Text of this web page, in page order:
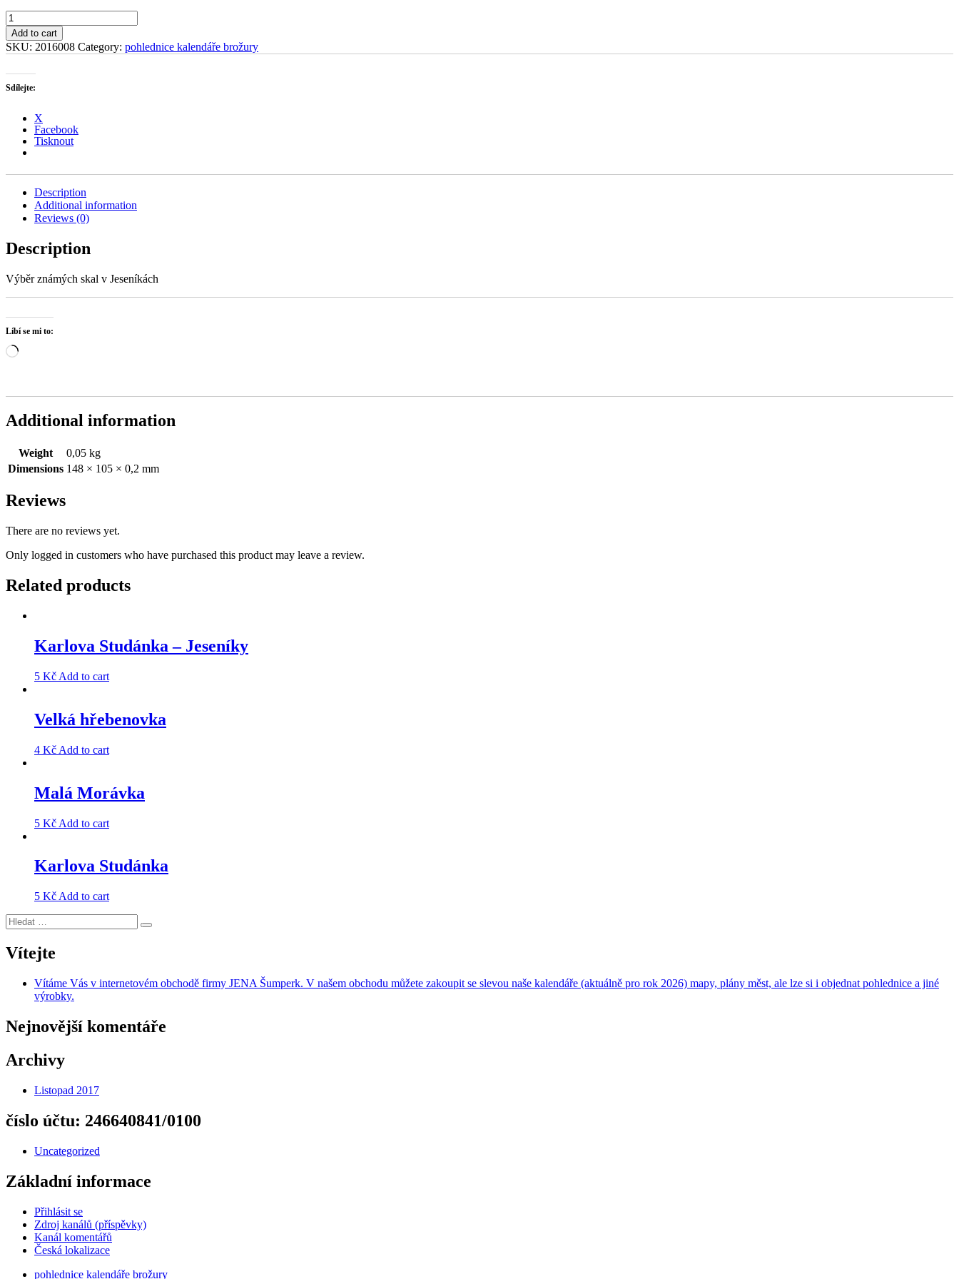
Po
skalách
Jeseníků
quantity
Add to cart
SKU: 2016008 Category: pohlednice kalendáře brožury
Sdílejte:
X
Facebook
Tisknout
Description
Additional information
Reviews (0)
Description
Výběr známých skal v Jeseníkách
Líbí se mi to:
Načítání…
Additional information
Weight
0,05 kg
Dimensions 148 × 105 × 0,2 mm
Reviews
There are no reviews yet.
Only logged in customers who have purchased this product may leave a review.
Related products
Karlova Studánka – Jeseníky
5 Kč Add to cart
Velká hřebenovka
4 Kč Add to cart
Malá Morávka
5 Kč Add to cart
Karlova Studánka
5 Kč Add to cart
Hledat:
Hledání
Vítejte
Vítáme Vás v internetovém obchodě firmy JENA Šumperk. V našem obchodu můžete zakoupit se slevou naše kalendáře (aktuálně pro rok 2026) mapy, plány měst, ale lze si i objednat pohlednice a jiné
výrobky.
Nejnovější komentáře
Archivy
Listopad 2017
číslo účtu: 246640841/0100
Uncategorized
Základní informace
Přihlásit se
Zdroj kanálů (příspěvky)
Kanál komentářů
Česká lokalizace
pohlednice kalendáře brožury